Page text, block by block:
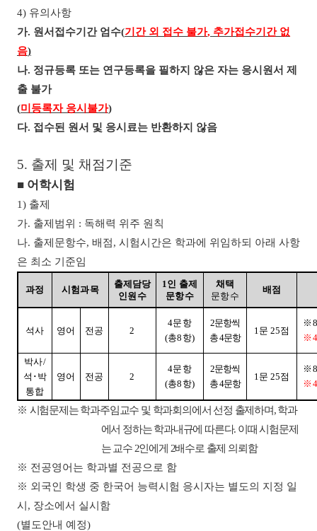
4) 유의사항
가. 원서접수기간 엄수(기간 외 접수 불가, 추가접수기간 없
음)
나. 정규등록 또는 연구등록을 필하지 않은 자는 응시원서 제
출 불가
(미등록자 응시불가)
다. 접수된 원서 및 응시료는 반환하지 않음
5. 출제 및 채점기준
■ 어학시험
1) 출제
가. 출제범위 : 독해력 위주 원칙
나. 출제문항수, 배점, 시험시간은 학과에 위임하되 아래 사항
은 최소 기준임
과정 시험과목
출제담당
인원수
1인 출제
문항수
채택
문항수
배점
석사 영어 전공 2
4문항
(총8 항)
2문항씩
총4문항
1문 25점
※
※ 4
박사/
석 ･ 박
통합
영어 전공 2
4문항
(총8 항)
2문항씩
총4문항
1문 25점
※
※ 4
※ 시험문제는 학과주임교수 및 학과회의에서 선정 출제하며,학과
에서 정하는 학과내규에 따른다. 이때 시험문제
는 교수 2인에게 2배수로 출제 의뢰함
※ 전공영어는 학과별 전공으로 함
※ 외국인 학생 중 한국어 능력시험 응시자는 별도의 지정 일
시 , 장소에서 실시함
(별도안내 예정)